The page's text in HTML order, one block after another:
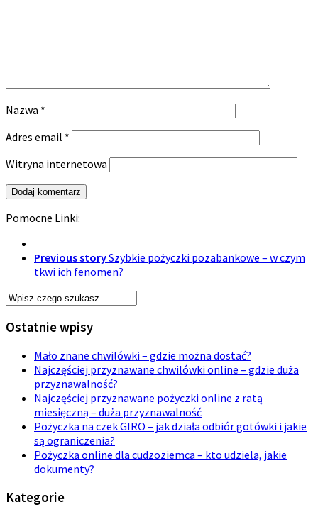
Nazwa *
Adres email *
Witryna internetowa
Pomocne Linki:
Previous storySzybkie pożyczki pozabankowe – w czym
tkwi ich fenomen?
Ostatnie wpisy
Mało znane chwilówki – gdzie można dostać?
Najczęściej przyznawane chwilówki online – gdzie duża
przyznawalność?
Najczęściej przyznawane pożyczki online z ratą
miesięczną – duża przyznawalność
Pożyczka na czek GIRO – jak działa odbiór gotówki i jakie
są ograniczenia?
Pożyczka online dla cudzoziemca – kto udziela, jakie
dokumenty?
Kategorie